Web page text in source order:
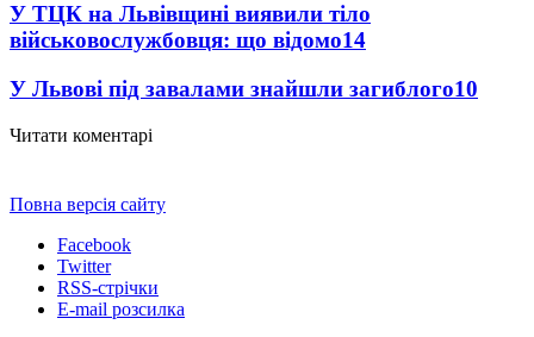
У ТЦК на Львівщині виявили тіло
військовослужбовця: що відомо14
У Львові під завалами знайшли загиблого10
Читати коментарі
Повна версія сайту
Facebook
Twitter
RSS-стрічки
E-mail розсилка